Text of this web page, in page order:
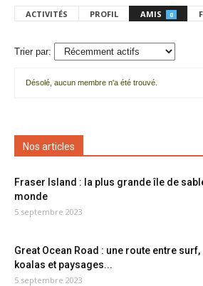
ACTIVITÉS PROFIL AMIS 0
Trier par:
amis
Désolé, aucun membre n'a été trouvé.
Nos articles
Fraser Island : la plus grande île de
monde
5 septembre 2023
Great Ocean Road : une route entre surf,
koalas et paysages...
5 septembre 2023